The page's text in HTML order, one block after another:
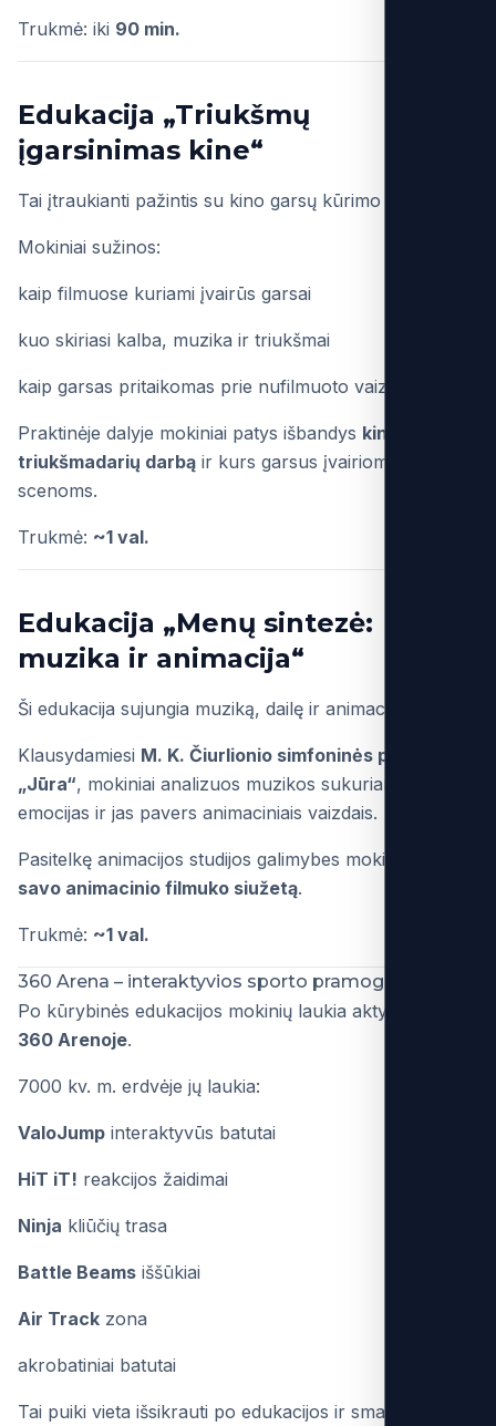
Trukmė: iki 90 min.
Edukacija „Triukšmų
įgarsinimas kine“
Tai įtraukianti pažintis su kino garsų kūrimo procesu.
Mokiniai sužinos:
kaip filmuose kuriami įvairūs garsai
kuo skiriasi kalba, muzika ir triukšmai
kaip garsas pritaikomas prie nufilmuoto vaizdo
Praktinėje dalyje mokiniai patys išbandys kino
triukšmadarių darbą ir kurs garsus įvairioms
scenoms.
Trukmė: ~1 val.
Edukacija „Menų sintezė:
muzika ir animacija“
Ši edukacija sujungia muziką, dailę ir animaciją.
Klausydamiesi M. K. Čiurlionio simfoninės poemos
„Jūra“, mokiniai analizuos muzikos sukuriamas
emocijas ir jas pavers animaciniais vaizdais.
Pasitelkę animacijos studijos galimybes mokiniai kurs
savo animacinio filmuko siužetą.
Trukmė: ~1 val.
360 Arena – interaktyvios sporto pramogos
Po kūrybinės edukacijos mokinių laukia aktyvus laikas
360 Arenoje.
7000 kv. m. erdvėje jų laukia:
ValoJump interaktyvūs batutai
HiT iT! reakcijos žaidimai
Ninja kliūčių trasa
Battle Beams iššūkiai
Air Track zona
akrobatiniai batutai
Tai puiki vieta išsikrauti po edukacijos ir smagiai